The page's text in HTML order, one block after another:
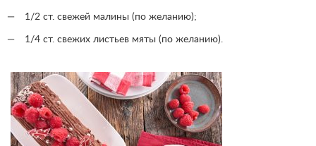
1/2 ст. свежей малины (по желанию);
1/4 ст. свежих листьев мяты (по желанию).